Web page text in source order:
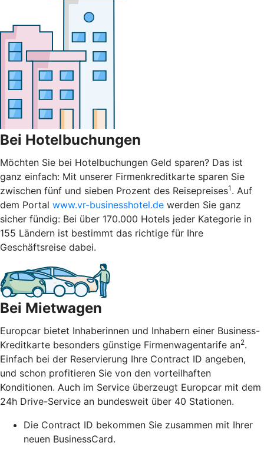
Bei Hotelbuchungen
Möchten Sie bei Hotelbuchungen Geld sparen? Das ist
ganz einfach: Mit unserer Firmenkreditkarte sparen Sie
zwischen fünf und sieben Prozent des Reisepreises1 . Auf
dem Portal www.vr-businesshotel.de werden Sie ganz
sicher fündig: Bei über 170.000 Hotels jeder Kategorie in
155 Ländern ist bestimmt das richtige für Ihre
Geschäftsreise dabei.
Bei Mietwagen
Europcar bietet Inhaberinnen und Inhabern einer Business-
Kreditkarte besonders günstige Firmenwagentarife an2.
Einfach bei der Reservierung Ihre Contract ID angeben,
und schon profitieren Sie von den vorteilhaften
Konditionen. Auch im Service überzeugt Europcar mit dem
24h Drive-Service an bundesweit über 40 Stationen.
Die Contract ID bekommen Sie zusammen mit Ihrer
neuen BusinessCard.